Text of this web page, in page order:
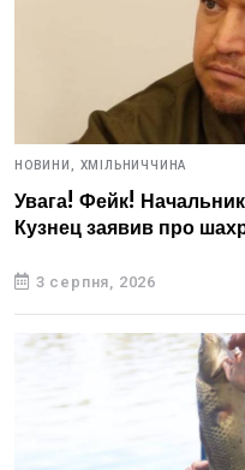
НОВИНИ, ХМІЛЬНИЧЧИНА
Увага! Фейк!
Кузнец заявив про
3 серпня, 2026